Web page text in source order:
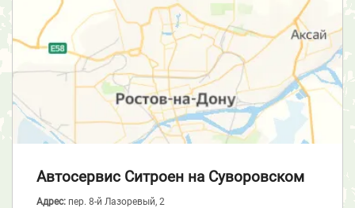
Автосервис Ситроен на Суворовском
Адрес: пер. 8-й Лазоревый, 2